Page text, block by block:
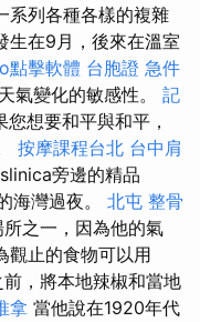
系列各種各樣的複雜
生在9月，後來在溫室
點擊軟體 台胞證 急件
氣變化的敏感性。 記
您想要和平與和平，
按摩課程台北 台中肩
旁邊的精品
海灣過夜。 北屯 整骨
之一，因為他的氣
觀止的食物可以用
，將本地辣椒和當地
拿 當他說在1920年代